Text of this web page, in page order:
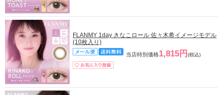
FLANMY 1day きなこロール 佐々木希イメージモデル
(10枚入り)
当店特別価格1,815円 (税込)